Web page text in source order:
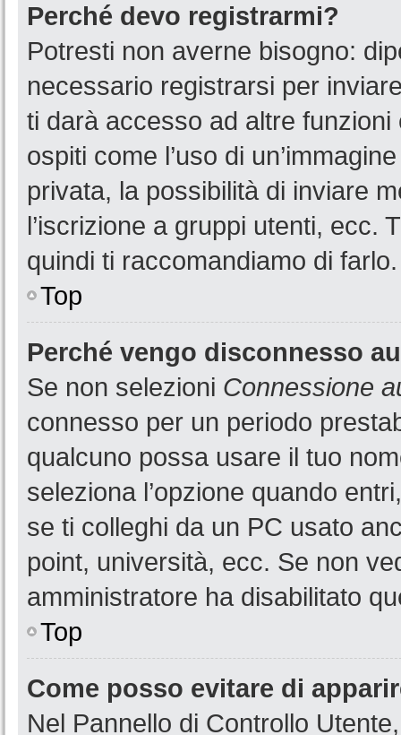
Perché devo registrarmi?
Potresti non averne bisogno:
necessario registrarsi per
ti darà accesso ad altre
ospiti come l’uso di
privata, la possibilità di inviare
l’iscrizione a gruppi utenti, ecc.
quindi ti raccomandiamo di farlo.
Top
Perché vengo disconnesso
Se non selezioni Connessione
connesso per un periodo
qualcuno possa usare il tuo
seleziona l’opzione quando
se ti colleghi da un PC usato
point, università, ecc. Se non
amministratore ha disabilitato
Top
Come posso evitare di
Nel Pannello di Controllo